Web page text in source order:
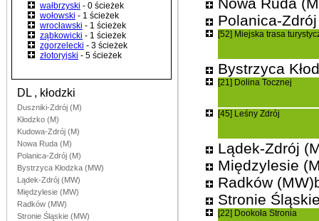
wałbrzyski - 0 ścieżek
wołowski - 1 ścieżek
wrocławski - 1 ścieżek
ząbkowicki - 1 ścieżek
zgorzelecki - 3 ścieżek
złotoryjski - 5 ścieżek
DL , kłodzki
Duszniki-Zdrój (M)
Kłodzko (M)
Kudowa-Zdrój (M)
Nowa Ruda (M)
Polanica-Zdrój (M)
Bystrzyca Kłodzka (MW)
Lądek-Zdrój (MW)
Międzylesie (MW)
Radków (MW)
Stronie Śląskie (MW)
Polanica-
[52] Miejska trasa
Bystrzyca
[21] Dolina Tocznej
[45] Leśny Zdrój
Lądek-Zdrój
Międzylesie
Radków
Stronie
[22] Dookoła Stronia